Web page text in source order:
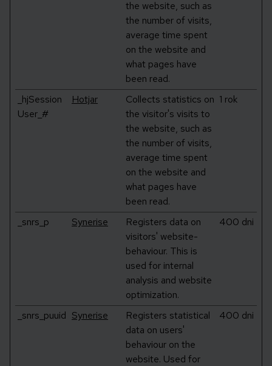
the website, such as
the number of visits,
average time spent
on the website and
what pages have
been read.
_hjSession
User_#
Hotjar
Collects statistics on
the visitor's visits to
the website, such as
the number of visits,
average time spent
on the website and
what pages have
been read.
1 rok
_snrs_p Synerise
Registers data on
visitors' website-
behaviour. This is
used for internal
analysis and website
optimization.
400 dni
_snrs_puuid Synerise
Registers statistical
data on users'
behaviour on the
website. Used for
400 dni